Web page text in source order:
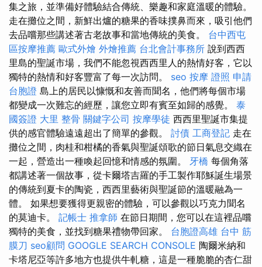
集之旅，並準備好體驗結合傳統、樂趣和家庭溫暖的體驗。
走在攤位之間，新鮮出爐的糖果的香味撲鼻而來，吸引他們
去品嚐那些講述著古老故事和當地傳統的美食。 台中西屯
區按摩推薦 歐式外燴 外燴推薦 台北會計事務所 說到西西
里島的聖誕市場，我們不能忽視西西里人的熱情好客，它以
獨特的熱情和好客豐富了每一次訪問。 seo 按摩 證照 申請
台胞證 島上的居民以慷慨和友善而聞名，他們將每個市場
都變成一次難忘的經歷，讓您立即有賓至如歸的感覺。 泰
國簽證 大里 整骨 關鍵字公司 按摩學徒 西西里聖誕市集提
供的感官體驗遠遠超出了簡單的參觀。 討債 工商登記 走在
攤位之間，肉桂和柑橘的香氣與聖誕頌歌的節日氣息交織在
一起，營造出一種喚起回憶和情感的氛圍。 牙橋 每個角落
都講述著一個故事，從卡爾塔吉羅的手工製作耶穌誕生場景
的傳統到夏卡的陶瓷，西西里藝術與聖誕節的溫暖融為一
體。 如果想要獲得更親密的體驗，可以參觀以巧克力聞名
的莫迪卡。 記帳士 推拿師 在節日期間，您可以在這裡品嚐
獨特的美食，並找到糖果禮物帶回家。 台胞證高雄 台中 筋
膜刀 seo顧問 GOOGLE SEARCH CONSOLE 陶爾米納和
卡塔尼亞等許多地方也提供牛軋糖，這是一種脆脆的杏仁甜